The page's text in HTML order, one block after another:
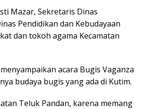
Mazar, Sekretaris Dinas
Pendidikan dan Kebudayaan
dan tokoh agama Kecamatan
acara Bugis Vaganza
budaya bugis yang ada di Kutim.
Teluk Pandan, karena memang